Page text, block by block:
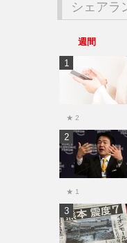
シェアラ
週間
★ 2
★ 1